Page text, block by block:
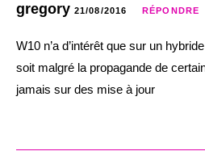
gregory 21/08/2016 RÉPONDRE
W10 n’a d’intérêt que sur un
soit malgré la propagande de
jamais sur des mise à jour